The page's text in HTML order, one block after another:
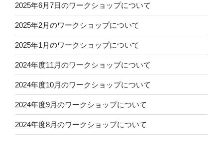
2025年6月7日のワークショップについて
2025年2月のワークショップについて
2025年1月のワークショップについて
2024年度11月のワークショップについて
2024年度10月のワークショップについて
2024年度9月のワークショップについて
2024年度8月のワークショップについて